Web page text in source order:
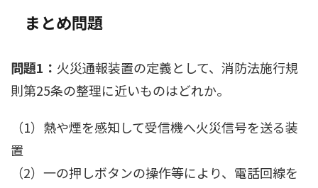
まとめ問題
問題1： 火災通報装置の定義として、消防法施行規
則第25条の整理に近いものはどれか。
（1）熱や煙を感知して受信機へ火災信号を送る装
置
（2）一の押しボタンの操作等により、電話回線を